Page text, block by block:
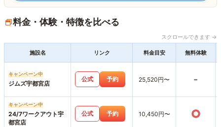
料金・体験・特徴を比べる
スクロールできます →
施設名 リンク 料金目安 無料体験
キャンペーン中
ジムズ宇都宮店
公式 予約 25,520円〜 -
キャンペーン中
24/7ワークアウト宇
都宮店
公式 予約 10,450円〜 ○